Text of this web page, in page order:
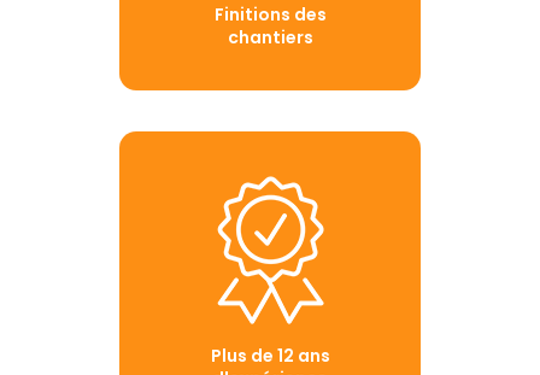
Finitions des
chantiers
Plus de 12 ans